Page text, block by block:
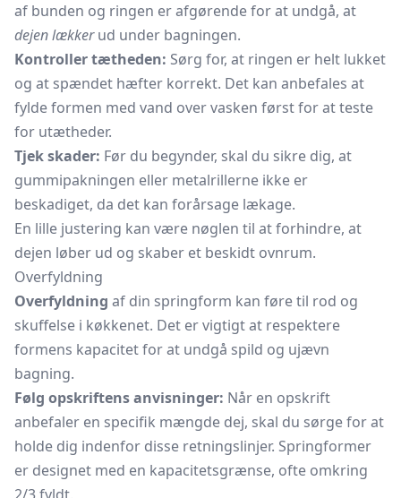
af bunden og ringen er afgørende for at undgå, at
dejen lækkerud under bagningen.
Kontroller tætheden: Sørg for, at ringen er helt lukket
og at spændet hæfter korrekt. Det kan anbefales at
fylde formen med vand over vasken først for at teste
for utætheder.
Tjek skader: Før du begynder, skal du sikre dig, at
gummipakningen eller metalrillerne ikke er
beskadiget, da det kan forårsage lækage.
En lille justering kan være nøglen til at forhindre, at
dejen løber ud og skaber et beskidt ovnrum.
Overfyldning
Overfyldning af din springform kan føre til rod og
skuffelse i køkkenet. Det er vigtigt at respektere
formens kapacitet for at undgå spild og ujævn
bagning.
Følg opskriftens anvisninger: Når en opskrift
anbefaler en specifik mængde dej, skal du sørge for at
holde dig indenfor disse retningslinjer. Springformer
er designet med en kapacitetsgrænse, ofte omkring